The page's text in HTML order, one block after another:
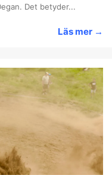
Det betyder...
Läs mer →